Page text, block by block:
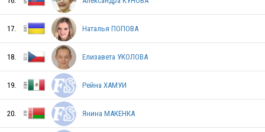
RUS
SWE
LTU
17. Наталья ПОПОВА
18. Елизавета УКОЛОВА
19. Рейна ХАМУИ
20. Янина МАКЕНКА